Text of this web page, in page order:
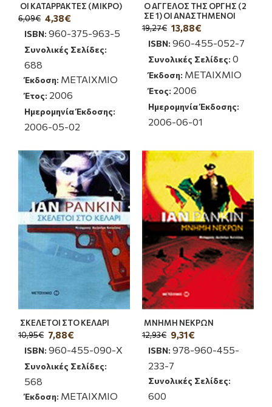
ΟΙ ΚΑΤΑΡΡΑΚΤΕΣ (ΜΙΚΡΟ)
4,38€
6,09€
ISBN: 960-375-963-5
Συνολικές Σελίδες:
688
Έκδοση: ΜΕΤΑΙΧΜΙΟ
Έτος: 2006
Ημερομηνία Έκδοσης:
2006-05-02
Ο ΑΓΓΕΛΟΣ ΤΗΣ ΟΡΓΗΣ (2
ΣΕ 1) ΟΙ ΑΝΑΣΤΗΜΕΝΟΙ
13,88€
19,27€
ISBN: 960-455-052-7
Συνολικές Σελίδες: 0
Έκδοση: ΜΕΤΑΙΧΜΙΟ
Έτος: 2006
Ημερομηνία Έκδοσης:
2006-06-01
ΣΚΕΛΕΤΟΙ ΣΤΟ ΚΕΛΑΡΙ
7,88€
10,95€
ISBN: 960-455-090-Χ
Συνολικές Σελίδες:
568
Έκδοση: ΜΕΤΑΙΧΜΙΟ
ΜΝΗΜΗ ΝΕΚΡΩΝ
9,31€
12,93€
ISBN: 978-960-455-
233-7
Συνολικές Σελίδες:
600